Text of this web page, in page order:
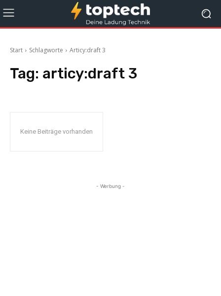
Start Schlagworte Articy:draft 3
Tag: articy:draft 3
Keine Beiträge vorhanden
- Werbung -